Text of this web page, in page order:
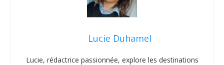
Lucie Duhamel
Lucie, rédactrice passionnée, explore les destinations